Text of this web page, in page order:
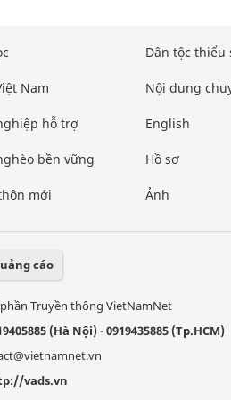
Nam
hỗ trợ
bền vững
mới
Dân tộc thiểu
Nội dung
English
Hồ sơ
Ảnh
cáo
Truyền thông VietNamNet
(Hà Nội)-0919435885 (Tp.HCM)
vads.vn